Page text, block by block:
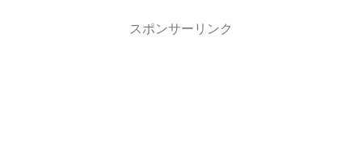
スポンサーリンク